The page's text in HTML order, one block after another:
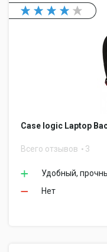
Case logic Laptop
Всего отзывов 3
Удобный,
Нет